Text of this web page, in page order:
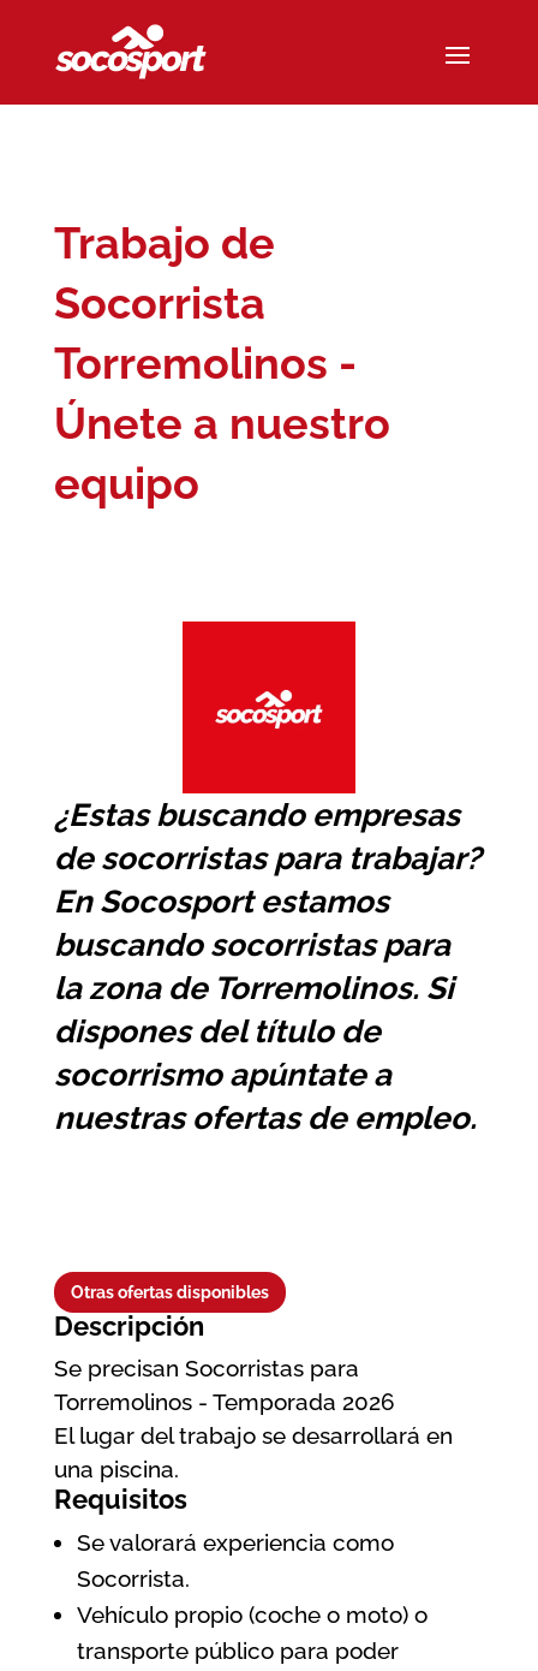
Trabajo de
Socorrista
Torremolinos -
Únete a nuestro
equipo
¿Estas buscando empresas
de socorristaspara trabajar?
En Socosport estamos
buscando socorristas para
la zona de Torremolinos. Si
dispones del título de
socorrismo apúntate a
nuestras ofertas de empleo.
Otras ofertas disponibles
Descripción
Se precisan Socorristas para
Torremolinos - Temporada 2026
El lugar del trabajo se desarrollará en
una piscina.
Requisitos
Se valorará experiencia como
Socorrista.
Vehículo propio (coche o moto) o
transporte público para poder